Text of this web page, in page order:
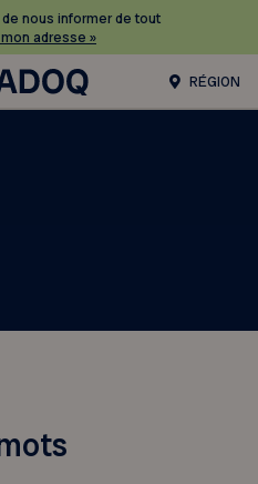
nous informer de tout
adresse »
RÉGION